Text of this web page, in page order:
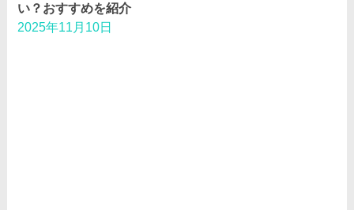
い？おすすめを紹介
2025年11月10日